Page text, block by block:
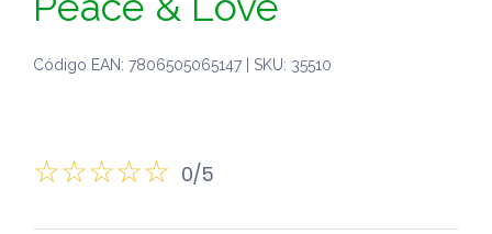
Código EAN: 7806505065147 | SKU: 35510
0/5